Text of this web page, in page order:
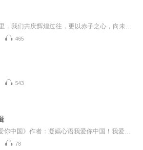
465
543
78